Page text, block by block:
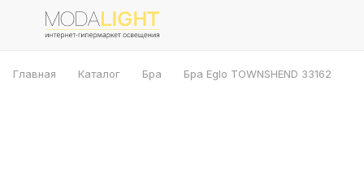
Главная Каталог Бра Бра Eglo TOWNSHEND 33162